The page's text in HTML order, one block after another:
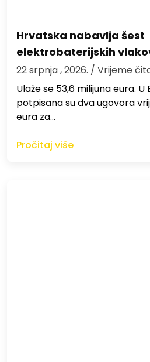
Hrvatska nabavlja šest
elektrobaterijskih
22 srpnja , 2026. / Vrijeme
Ulaže se 53,6 milijuna eura.
potpisana su dva ugovora
eura za…
Pročitaj više